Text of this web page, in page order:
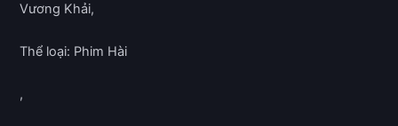
Vương Khải,
Thể loại: Phim Hài
,